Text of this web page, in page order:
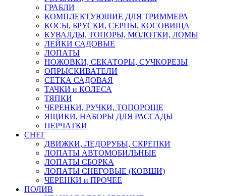
ГРАБЛИ
КОМПЛЕКТУЮШИЕ ДЛЯ ТРИММЕРА
КОСЫ, БРУСКИ, СЕРПЫ, КОСОВИЩА
КУВАЛДЫ, ТОПОРЫ, МОЛОТКИ, ЛОМЫ
ЛЕЙКИ САДОВЫЕ
ЛОПАТЫ
НОЖОВКИ, СЕКАТОРЫ, СУЧКОРЕЗЫ
ОПРЫСКИВАТЕЛИ
СЕТКА САДОВАЯ
ТАЧКИ и КОЛЕСА
ТЯПКИ
ЧЕРЕНКИ, РУЧКИ, ТОПОРОЩЕ
ЯЩИКИ, НАБОРЫ ДЛЯ РАССАДЫ
ПЕРЧАТКИ
СНЕГ
ДВИЖКИ, ЛЕДОРУБЫ, СКРЕПКИ
ЛОПАТЫ АВТОМОБИЛЬНЫЕ
ЛОПАТЫ СБОРКА
ЛОПАТЫ СНЕГОВЫЕ (КОВШИ)
ЧЕРЕНКИ и ПРОЧЕЕ
ПОЛИВ